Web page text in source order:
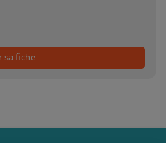
sa fiche